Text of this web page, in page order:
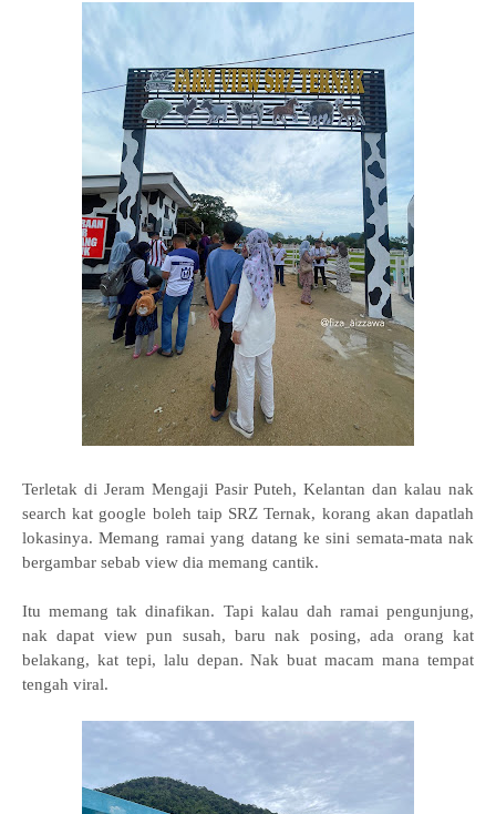
Terletak di Jeram Mengaji Pasir Puteh, Kelantan dan kalau nak
search kat google boleh taip SRZ Ternak, korang akan dapatlah
lokasinya. Memang ramai yang datang ke sini semata-mata nak
bergambar sebab view dia memang cantik.
Itu memang tak dinafikan. Tapi kalau dah ramai pengunjung,
nak dapat view pun susah, baru nak posing, ada orang kat
belakang, kat tepi, lalu depan. Nak buat macam mana tempat
tengah viral.